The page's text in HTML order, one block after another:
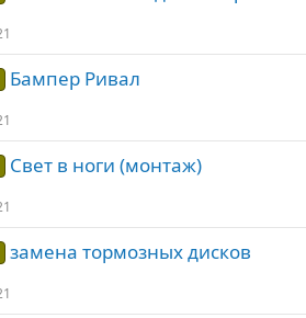
Бампер Ривал
Свет в ноги (монтаж)
замена тормозных дисков